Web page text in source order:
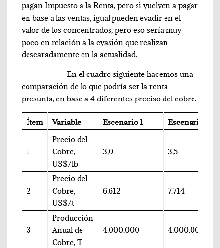
pagan Impuesto a la Renta, pero si vuelven a pagar
en base a las ventas, igual pueden evadir en el
valor de los concentrados, pero eso sería muy
poco en relación a la evasión que realizan
descaradamente en la actualidad.
En el cuadro siguiente hacemos una
comparación de lo que podría ser la renta
presunta, en base a 4 diferentes preciso del cobre.
Ítem Variable Escenario 1 Escenario 2
1
Precio del
Cobre,
US$/lb
3,0 3,5
2
Precio del
Cobre,
US$/t
6.612 7.714
3
Producción
Anual de
Cobre, T
4.000.000 4.000.000